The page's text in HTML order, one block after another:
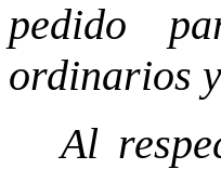
pedido
ordinarios y
Al